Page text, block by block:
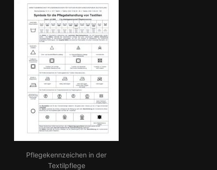
Pflegekennzeichen in der
Textilpflege